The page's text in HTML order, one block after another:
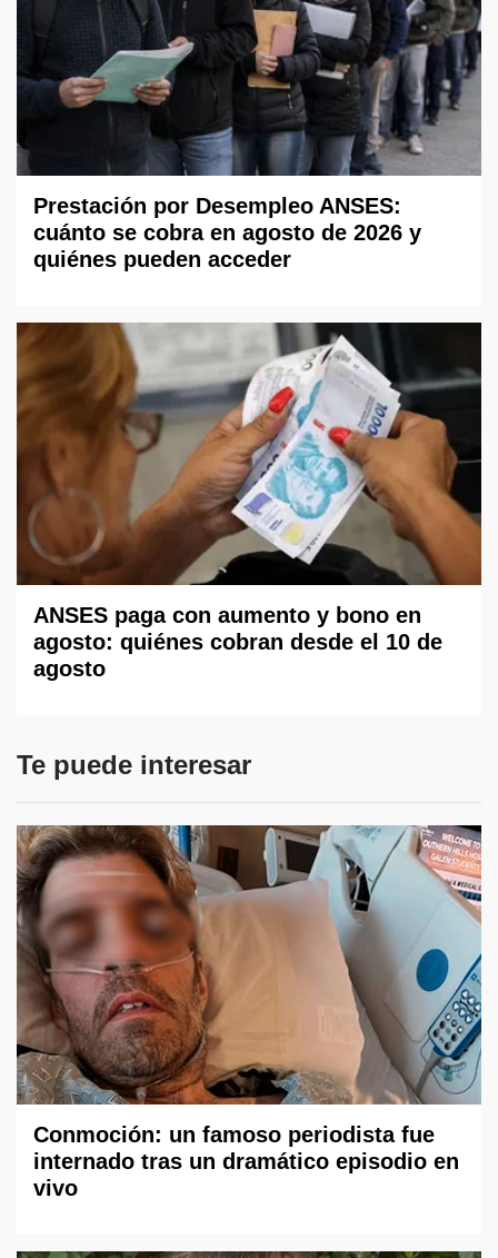
Prestación por Desempleo ANSES:
cuánto se cobra en agosto de 2026 y
quiénes pueden acceder
ANSES paga con aumento y bono en
agosto: quiénes cobran desde el 10 de
agosto
Te puede interesar
Conmoción: un famoso periodista fue
internado tras un dramático episodio en
vivo